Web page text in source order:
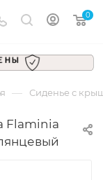
0
— Сиденье с
Flaminia